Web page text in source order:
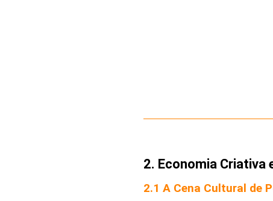
2. Economia Criativa
2.1 A Cena Cultural de